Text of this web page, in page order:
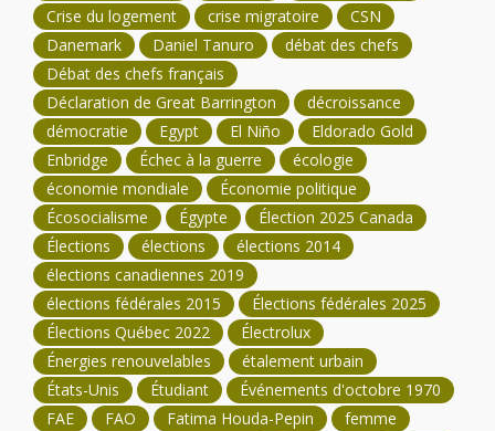
Crise du logement
crise migratoire
CSN
Danemark
Daniel Tanuro
débat des chefs
Débat des chefs français
Déclaration de Great Barrington
décroissance
démocratie
Egypt El Niño
Eldorado Gold
Enbridge
Échec à la guerre
écologie
économie mondiale
Économie politique
Écosocialisme
Égypte
Élection 2025 Canada
Élections
élections
élections 2014
élections canadiennes 2019
élections fédérales 2015
Élections fédérales 2025
Élections Québec 2022
Électrolux
Énergies renouvelables
étalement urbain
États-Unis
Étudiant
Événements d'octobre 1970
FAE
FAO Fatima Houda-Pepin
femme